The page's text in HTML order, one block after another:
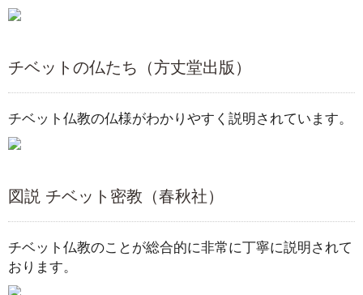
チベットの仏たち（方丈堂出版）
チベット仏教の仏様がわかりやすく説明されています。
図説 チベット密教（春秋社）
チベット仏教のことが総合的に非常に丁寧に説明されて
おります。